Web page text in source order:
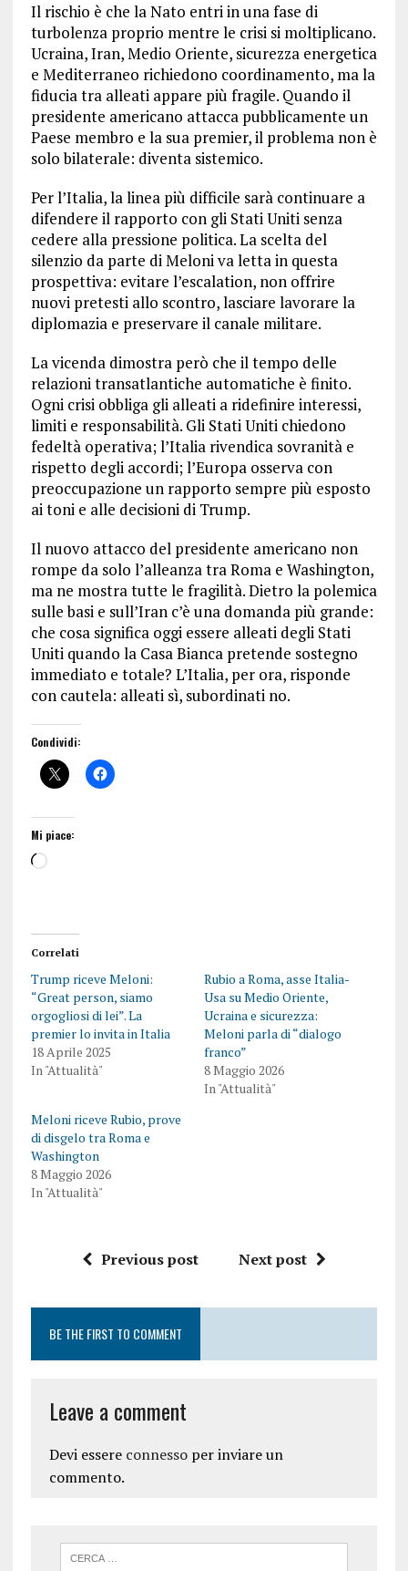
Il rischio è che la Nato entri in una fase di
turbolenza proprio mentre le crisi si moltiplicano.
Ucraina, Iran, Medio Oriente, sicurezza energetica
e Mediterraneo richiedono coordinamento, ma la
fiducia tra alleati appare più fragile. Quando il
presidente americano attacca pubblicamente un
Paese membro e la sua premier, il problema non è
solo bilaterale: diventa sistemico.
Per l’Italia, la linea più difficile sarà continuare a
difendere il rapporto con gli Stati Uniti senza
cedere alla pressione politica. La scelta del
silenzio da parte di Meloni va letta in questa
prospettiva: evitare l’escalation, non offrire
nuovi pretesti allo scontro, lasciare lavorare la
diplomazia e preservare il canale militare.
La vicenda dimostra però che il tempo delle
relazioni transatlantiche automatiche è finito.
Ogni crisi obbliga gli alleati a ridefinire interessi,
limiti e responsabilità. Gli Stati Uniti chiedono
fedeltà operativa; l’Italia rivendica sovranità e
rispetto degli accordi; l’Europa osserva con
preoccupazione un rapporto sempre più esposto
ai toni e alle decisioni di Trump.
Il nuovo attacco del presidente americano non
rompe da solo l’alleanza tra Roma e Washington,
ma ne mostra tutte le fragilità. Dietro la polemica
sulle basi e sull’Iran c’è una domanda più grande:
che cosa significa oggi essere alleati degli Stati
Uniti quando la Casa Bianca pretende sostegno
immediato e totale? L’Italia, per ora, risponde
con cautela: alleati sì, subordinati no.
Condividi:
Mi piace:
Correlati
Trump riceve Meloni:
“Great person, siamo
orgogliosi di lei”. La
premier lo invita in Italia
18 Aprile 2025
In "Attualità"
Rubio a Roma, asse Italia-
Usa su Medio Oriente,
Ucraina e sicurezza:
Meloni parla di “dialogo
franco”
8 Maggio 2026
In "Attualità"
Meloni riceve Rubio, prove
di disgelo tra Roma e
Washington
8 Maggio 2026
In "Attualità"
Previous post Next post
BE THE FIRST TO COMMENT
Leave a comment
Devi essere connessoper inviare un
commento.